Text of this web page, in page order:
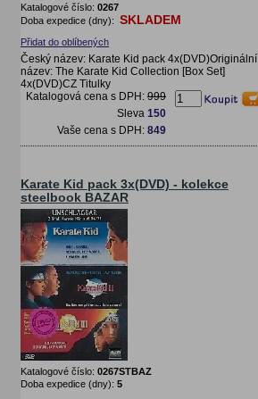
Katalogové číslo: 0267
Doba expedice (dny): SKLADEM
Přidat do oblíbených
Český název: Karate Kid pack 4x(DVD)Originální
název: The Karate Kid Collection [Box Set]
4x(DVD)CZ Titulky
Katalogová cena s DPH: 999
Sleva 150
Vaše cena s DPH: 849
Karate Kid pack 3x(DVD) - kolekce
steelbook BAZAR
Katalogové číslo: 0267STBAZ
Doba expedice (dny): 5